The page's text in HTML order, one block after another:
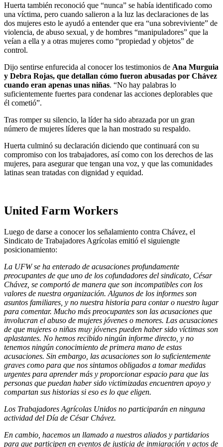
Huerta también reconoció que “nunca” se había identificado como
una víctima, pero cuando salieron a la luz las declaraciones de las
dos mujeres esto le ayudó a entender que era “una sobreviviente” de
violencia, de abuso sexual, y de hombres “manipuladores” que la
veían a ella y a otras mujeres como “propiedad y objetos” de
control.
Dijo sentirse enfurecida al conocer los testimonios de Ana Murguia
y Debra Rojas, que detallan cómo fueron abusadas por Chávez
cuando eran apenas unas niñas. “No hay palabras lo
suficientemente fuertes para condenar las acciones deplorables que
él cometió”.
Tras romper su silencio, la líder ha sido abrazada por un gran
número de mujeres líderes que la han mostrado su respaldo.
Huerta culminó su declaración diciendo que continuará con su
compromiso con los trabajadores, así como con los derechos de las
mujeres, para asegurar que tengan una voz, y que las comunidades
latinas sean tratadas con dignidad y equidad.
United Farm Workers
Luego de darse a conocer los señalamiento contra Chávez, el
Sindicato de Trabajadores Agrícolas emitió el siguiengte
posicionamiento:
La UFW se ha enterado de acusaciones profundamente
preocupantes de que uno de los cofundadores del sindicato, César
Chávez, se comportó de manera que son incompatibles con los
valores de nuestra organización. Algunos de los informes son
asuntos familiares, y no nuestra historia para contar o nuestro lugar
para comentar. Mucho más preocupantes son las acusaciones que
involucran el abuso de mujeres jóvenes o menores. Las acusaciones
de que mujeres o niñas muy jóvenes pueden haber sido víctimas son
aplastantes. No hemos recibido ningún informe directo, y no
tenemos ningún conocimiento de primera mano de estas
acusaciones. Sin embargo, las acusaciones son lo suficientemente
graves como para que nos sintamos obligados a tomar medidas
urgentes para aprender más y proporcionar espacio para que las
personas que puedan haber sido victimizadas encuentren apoyo y
compartan sus historias si eso es lo que eligen.
Los Trabajadores Agrícolas Unidos no participarán en ninguna
actividad del Día de César Chávez.
En cambio, hacemos un llamado a nuestros aliados y partidarios
para que participen en eventos de justicia de inmigración y actos de